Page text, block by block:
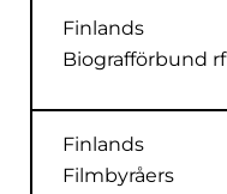
Finlands
Biografförbund rf
Finlands
Filmbyråers